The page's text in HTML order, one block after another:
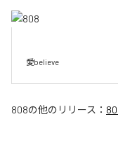
愛believe
808の他のリリース：